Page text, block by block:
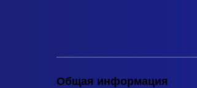
Общая информация